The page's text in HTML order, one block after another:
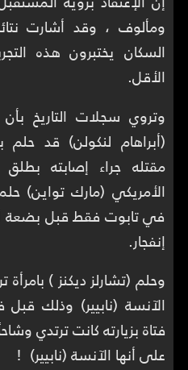
ومألوف ، وقد أشارت
السكان يختبرون هذه
الأقل.
وتروي سجلات التاريخ
(أبراهام لنكولن) قد
مقتله جراء إصابته
الأمريكي (مارك تواين)
في تابوت فقط قبل بضعة
إنفجار.
وحلم (تشارلز ديكنز ) بامرأة
الآنسة (نابيير) وذلك
فتاة بزيارته كانت ترتدي
على أنها الآنسة (نابيير) !